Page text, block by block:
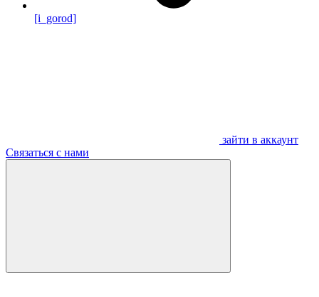
[i_gorod]
зайти в аккаунт
Связаться с нами